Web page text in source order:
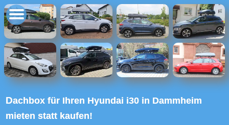
Dachbox für Ihren Hyundai i30 in Dammheim
mieten statt kaufen!